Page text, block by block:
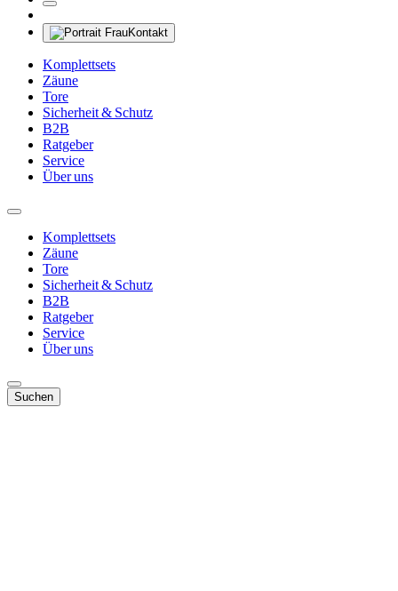
Kontakt
Komplettsets
Zäune
Tore
Sicherheit & Schutz
B2B
Ratgeber
Service
Über uns
Komplettsets
Zäune
Tore
Sicherheit & Schutz
B2B
Ratgeber
Service
Über uns
Suchen